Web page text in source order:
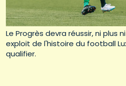
Le Progrès devra réussir, ni plus
exploit de l'histoire du football
qualifier.